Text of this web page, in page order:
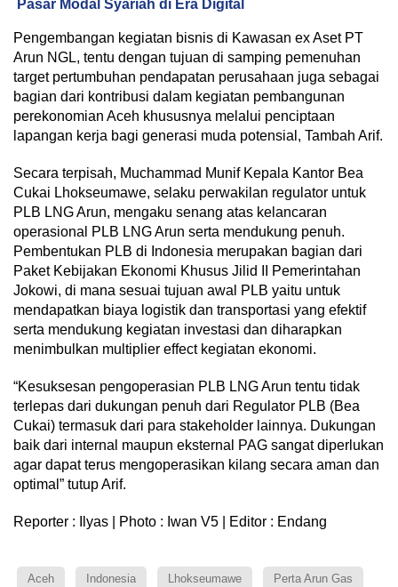
Pasar Modal Syariah di Era Digital
Pengembangan kegiatan bisnis di Kawasan ex Aset PT
Arun NGL, tentu dengan tujuan di samping pemenuhan
target pertumbuhan pendapatan perusahaan juga sebagai
bagian dari kontribusi dalam kegiatan pembangunan
perekonomian Aceh khususnya melalui penciptaan
lapangan kerja bagi generasi muda potensial, Tambah Arif.
Secara terpisah, Muchammad Munif Kepala Kantor Bea
Cukai Lhokseumawe, selaku perwakilan regulator untuk
PLB LNG Arun, mengaku senang atas kelancaran
operasional PLB LNG Arun serta mendukung penuh.
Pembentukan PLB di Indonesia merupakan bagian dari
Paket Kebijakan Ekonomi Khusus Jilid II Pemerintahan
Jokowi, di mana sesuai tujuan awal PLB yaitu untuk
mendapatkan biaya logistik dan transportasi yang efektif
serta mendukung kegiatan investasi dan diharapkan
menimbulkan multiplier effect kegiatan ekonomi.
“Kesuksesan pengoperasian PLB LNG Arun tentu tidak
terlepas dari dukungan penuh dari Regulator PLB (Bea
Cukai) termasuk dari para stakeholder lainnya. Dukungan
baik dari internal maupun eksternal PAG sangat diperlukan
agar dapat terus mengoperasikan kilang secara aman dan
optimal” tutup Arif.
Reporter : Ilyas | Photo : Iwan V5 | Editor : Endang
Aceh Indonesia Lhokseumawe Perta Arun Gas